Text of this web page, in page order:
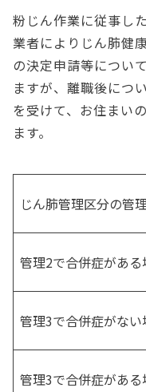
粉じん作業に従事し
業者によりじん肺健
の決定申請等につい
ますが、離職後につ
を受けて、お住まい
ます。
じん肺管理区分の管
管理2で合併症がある
管理3で合併症がない
管理3で合併症がある